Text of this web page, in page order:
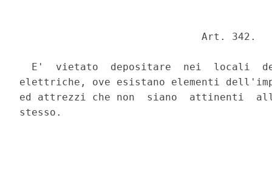
                              Art. 342.
E'  vietato  depositare  nei  locali
elettriche, ove esistano elementi
ed attrezzi che non  siano  attinenti